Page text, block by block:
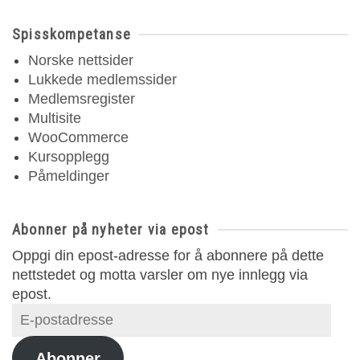
Spisskompetanse
Norske nettsider
Lukkede medlemssider
Medlemsregister
Multisite
WooCommerce
Kursopplegg
Påmeldinger
Abonner på nyheter via epost
Oppgi din epost-adresse for å abonnere på dette
nettstedet og motta varsler om nye innlegg via
epost.
E-
postadresse